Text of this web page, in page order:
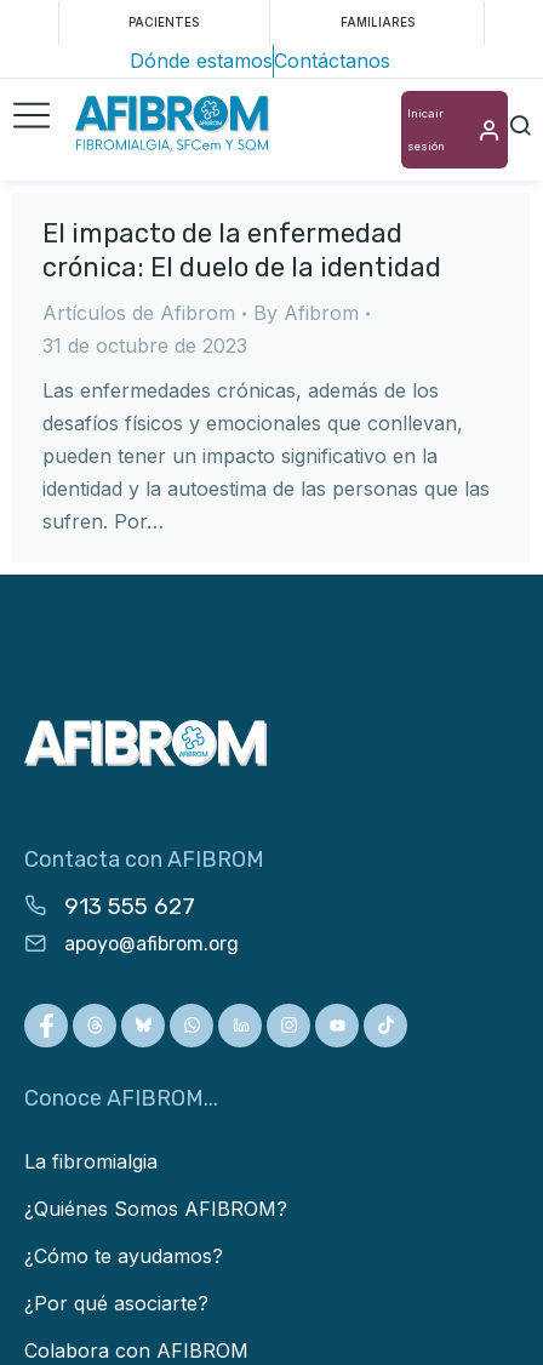
PACIENTES FAMILIARES
Dónde estamosContáctanos
Inicair
sesión
El impacto de la enfermedad
crónica: El duelo de la identidad
Artículos de Afibrom By Afibrom
31 de octubre de 2023
Las enfermedades crónicas, además de los
desafíos físicos y emocionales que conllevan,
pueden tener un impacto significativo en la
identidad y la autoestima de las personas que las
sufren. Por…
Contacta con AFIBROM
913 555 627
apoyo@afibrom.org
Conoce AFIBROM...
La fibromialgia
¿Quiénes Somos AFIBROM?
¿Cómo te ayudamos?
¿Por qué asociarte?
Colabora con AFIBROM